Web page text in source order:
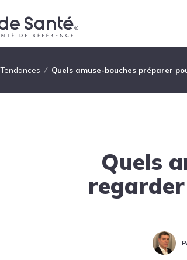
Tendances Quels amuse-bouches préparer
Quels
regarder